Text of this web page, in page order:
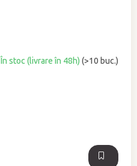
În stoc (livrare în 48h)(>10 buc.)